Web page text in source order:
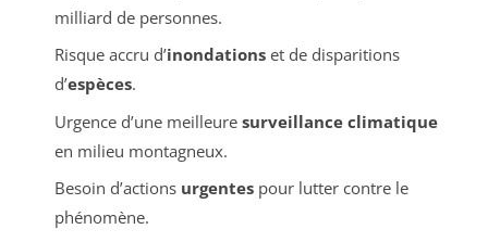
milliard de personnes.
Risque accru d’inondationset de disparitions
d’espèces.
Urgence d’une meilleure surveillance climatique
en milieu montagneux.
Besoin d’actions urgentespour lutter contre le
phénomène.